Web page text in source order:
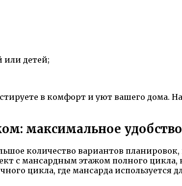
или детей;
в комфорт и уют вашего дома.
максимальное
количество вариантов
с мансардным этажом полного
цикла, где мансарда